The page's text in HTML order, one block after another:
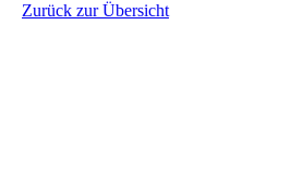
Zurück zur Übersicht